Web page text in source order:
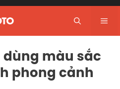
dùng màu sắc
phong cảnh